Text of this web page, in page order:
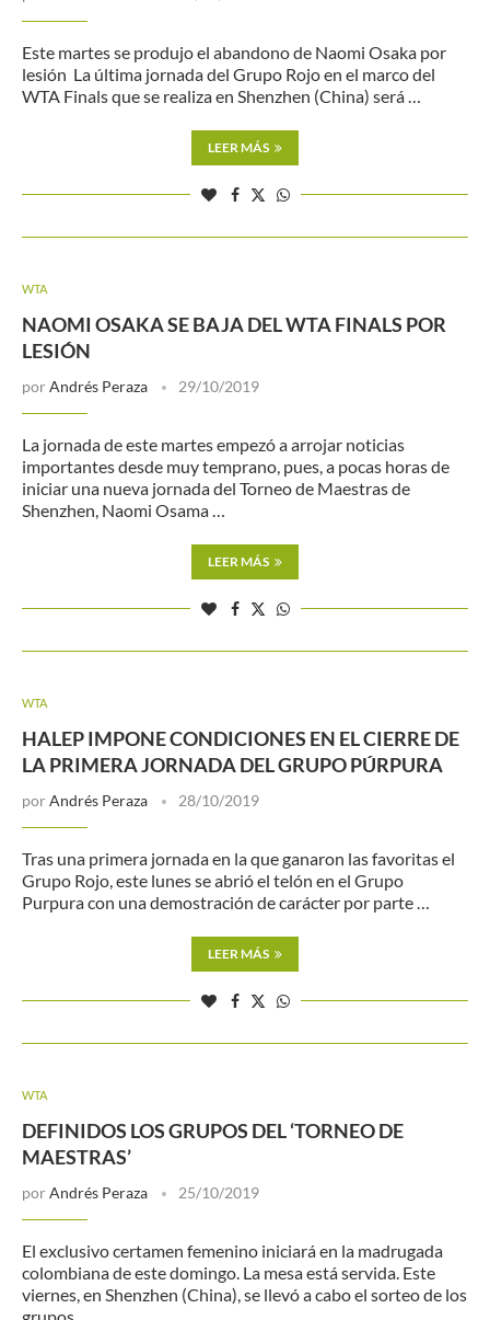
Este martes se produjo el abandono de Naomi Osaka por
lesión La última jornada del Grupo Rojo en el marco del
WTA Finals que se realiza en Shenzhen (China) será …
LEER MÁS
WTA
NAOMI OSAKA SE BAJA DEL WTA FINALS POR
LESIÓN
por Andrés Peraza 29/10/2019
La jornada de este martes empezó a arrojar noticias
importantes desde muy temprano, pues, a pocas horas de
iniciar una nueva jornada del Torneo de Maestras de
Shenzhen, Naomi Osama …
LEER MÁS
WTA
HALEP IMPONE CONDICIONES EN EL CIERRE DE
LA PRIMERA JORNADA DEL GRUPO PÚRPURA
por Andrés Peraza 28/10/2019
Tras una primera jornada en la que ganaron las favoritas el
Grupo Rojo, este lunes se abrió el telón en el Grupo
Purpura con una demostración de carácter por parte …
LEER MÁS
WTA
DEFINIDOS LOS GRUPOS DEL ‘TORNEO DE
MAESTRAS’
por Andrés Peraza 25/10/2019
El exclusivo certamen femenino iniciará en la madrugada
colombiana de este domingo. La mesa está servida. Este
viernes, en Shenzhen (China), se llevó a cabo el sorteo de los